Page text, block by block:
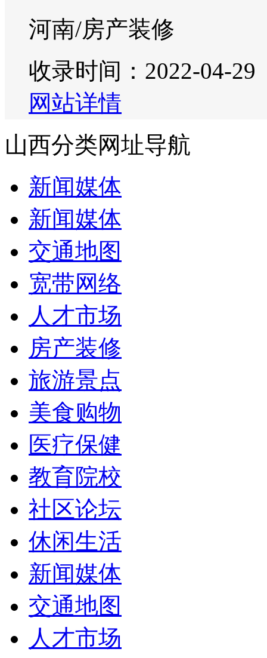
河南/房产装修
收录时间：2022-04-29
网站详情
山西分类网址导航
新闻媒体
新闻媒体
交通地图
宽带网络
人才市场
房产装修
旅游景点
美食购物
医疗保健
教育院校
社区论坛
休闲生活
新闻媒体
交通地图
人才市场